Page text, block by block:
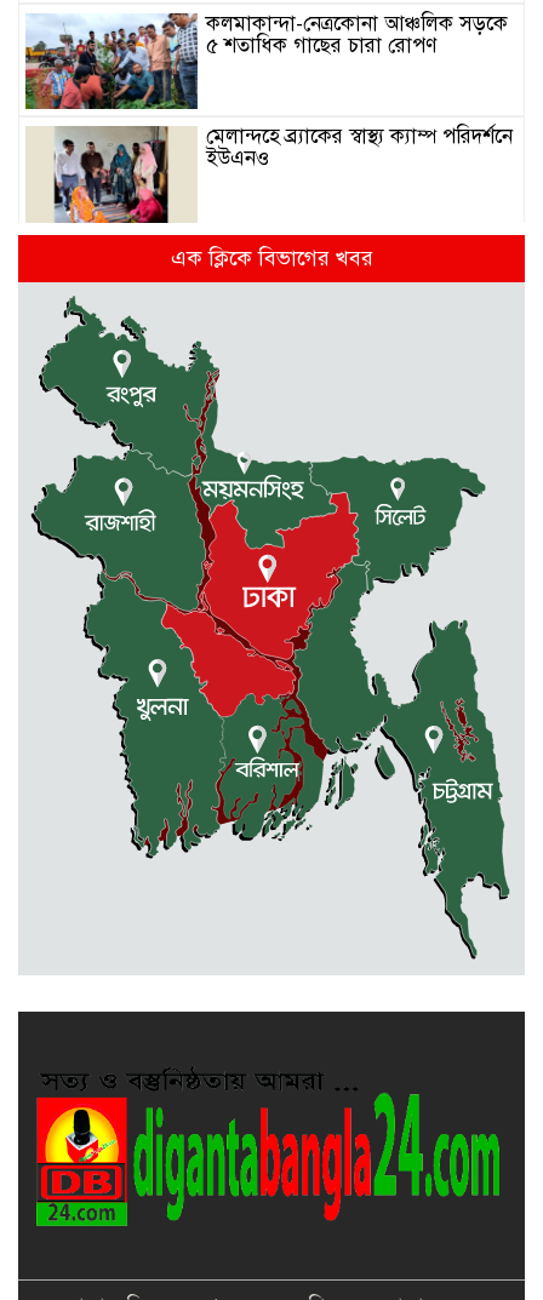
কলমাকান্দা-নেত্রকোনা আঞ্চলিক সড়কে
৫ শতাধিক গাছের চারা রোপণ
মেলান্দহে ব্র্যাকের স্বাস্থ্য ক্যাম্প পরিদর্শনে
ইউএনও
জুলাই গণঅভ্যুত্থান দিবস উপলক্ষে
কলমাকান্দায় আলোচনা সভা ও সংবর্ধনা
ধর্মীয় উপাসনালয়ে কর্মরতরা পাবেন
সম্মানি ভাতা
বকেয়া মজুরির দাবিতে শ্রমিকদের
বিক্ষোভ ও মানবন্ধন
একাদশে ভর্তি নিয়ে এলো সিদ্ধান্ত
জুলাই-আগষ্ট আন্দোলনে শহীদদের
স্মরণে : স্পীকারের বৃক্ষরোপণ কর্মসূচি
৩০ সেপ্টেম্বরের মধ্যেই আয়কর রিটার্নে
৫% কর ছাড়
দুর্গাপুরে পথ পাঠাগারের আয়োজনে ফল
এক ক্লিকে বিভাগের খবর